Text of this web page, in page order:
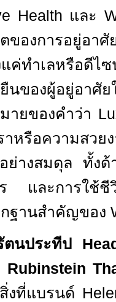
Health และ
ของการอยู่อา
แค่ทำเลหรือ
นของผู้อยู่อาศั
ายของคำว่า
าหรือความส
ย่างสมดุล ทั้ง
และการใช้
ฐานสำคัญของ
นประทีป
Rubinstein
งที่แบรนด์